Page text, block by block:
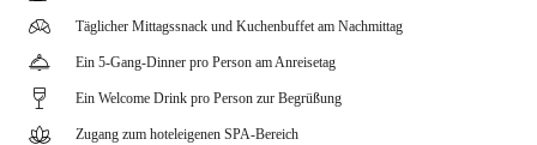
Täglicher Mittagssnack und Kuchenbuffet am Nachmittag
Ein 5-Gang-Dinner pro Person am Anreisetag
Ein Welcome Drink pro Person zur Begrüßung
Zugang zum hoteleigenen SPA-Bereich